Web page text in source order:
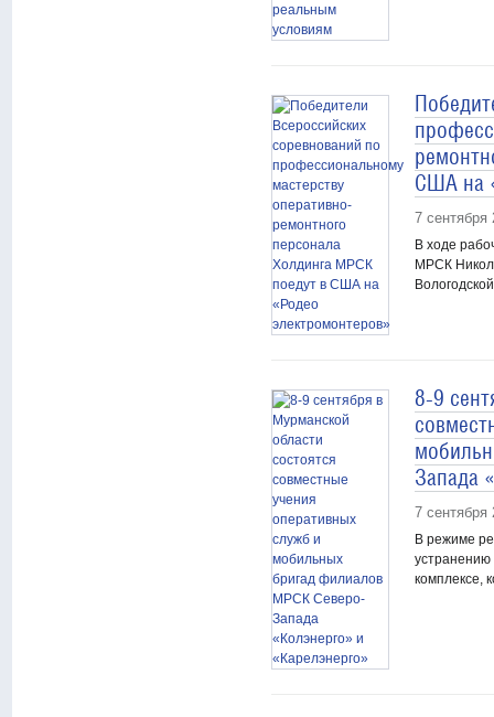
США на
7 сентября
В ходе
МРСК
8-9
Запада
7 сентября
В режиме
устранению
комплексе,